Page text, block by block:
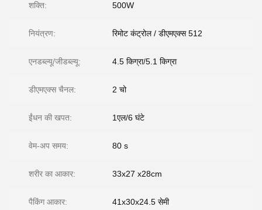
शक्ति: 500W
नियंत्रण: रिमोट कंट्रोल / डीएमएक्स 512
एनडब्ल्यू/जीडब्ल्यू: 4.5 किग्रा/5.1 किग्रा
डीएमएक्स चैनल: 2 चो
ईंधन की खपत: 1एल/6 घंटे
वेम-अप समय: 80 s
शरीर का आकार: 33x27 x28cm
पैकिंग आकार: 41x30x24.5 सेमी